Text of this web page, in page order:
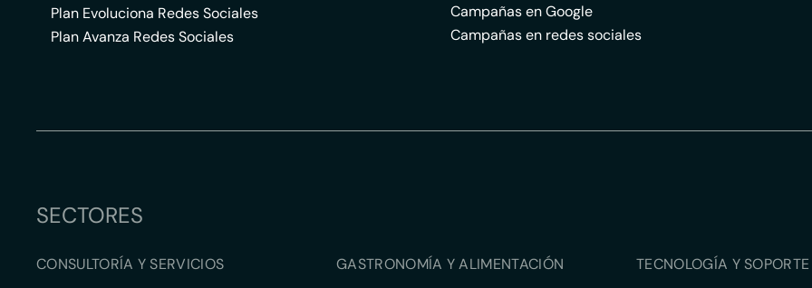
Plan Evoluciona Redes Sociales
Plan Avanza Redes Sociales
Campañas en Google
Campañas en redes sociales
SECTORES
CONSULTORÍA Y SERVICIOS
GASTRONOMÍA Y ALIMENTACIÓN
TECNOLOGÍA Y